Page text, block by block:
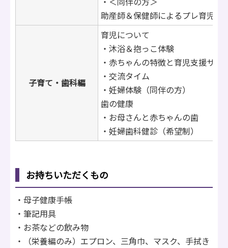
助産師＆保健師によるプレ育児講
子育て・歯科編
育児について
・沐浴＆抱っこ体験
・赤ちゃんの特徴と育児支援サー
・交流タイム
・妊婦体験（同伴の方）
歯の健康
・お母さんと赤ちゃんの歯
・妊婦歯科健診（希望制）
お持ちいただくもの
・母子健康手帳
・筆記用具
・お茶などの飲み物
・（栄養編のみ）エプロン、三角巾、マスク、手拭き